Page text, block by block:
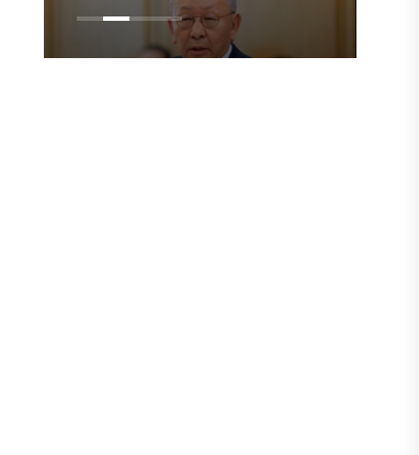
ЗӨВШӨӨРӨЛТЭЙ БОЛГОХ
ХЭРЭГТЭЙ